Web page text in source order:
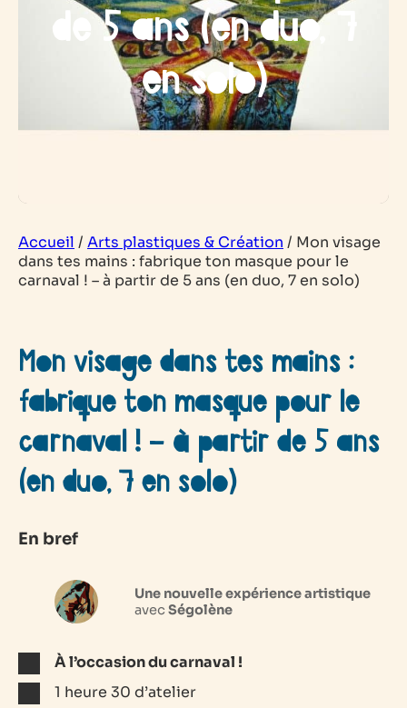
de 5 ans (en duo, 7
en solo)
Accueil / Arts plastiques & Création / Mon visage
dans tes mains : fabrique ton masque pour le
carnaval ! – à partir de 5 ans (en duo, 7 en solo)
Mon visage dans tes mains :
fabrique ton masque pour le
carnaval ! – à partir de 5 ans
(en duo, 7 en solo)
En bref
Une nouvelle expérience artistique
avecSégolène
À l’occasion du carnaval !
1 heure 30 d’atelier